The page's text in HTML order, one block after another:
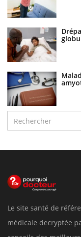
Le site santé de
médicale decryptée